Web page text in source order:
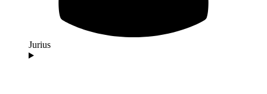
Jurius